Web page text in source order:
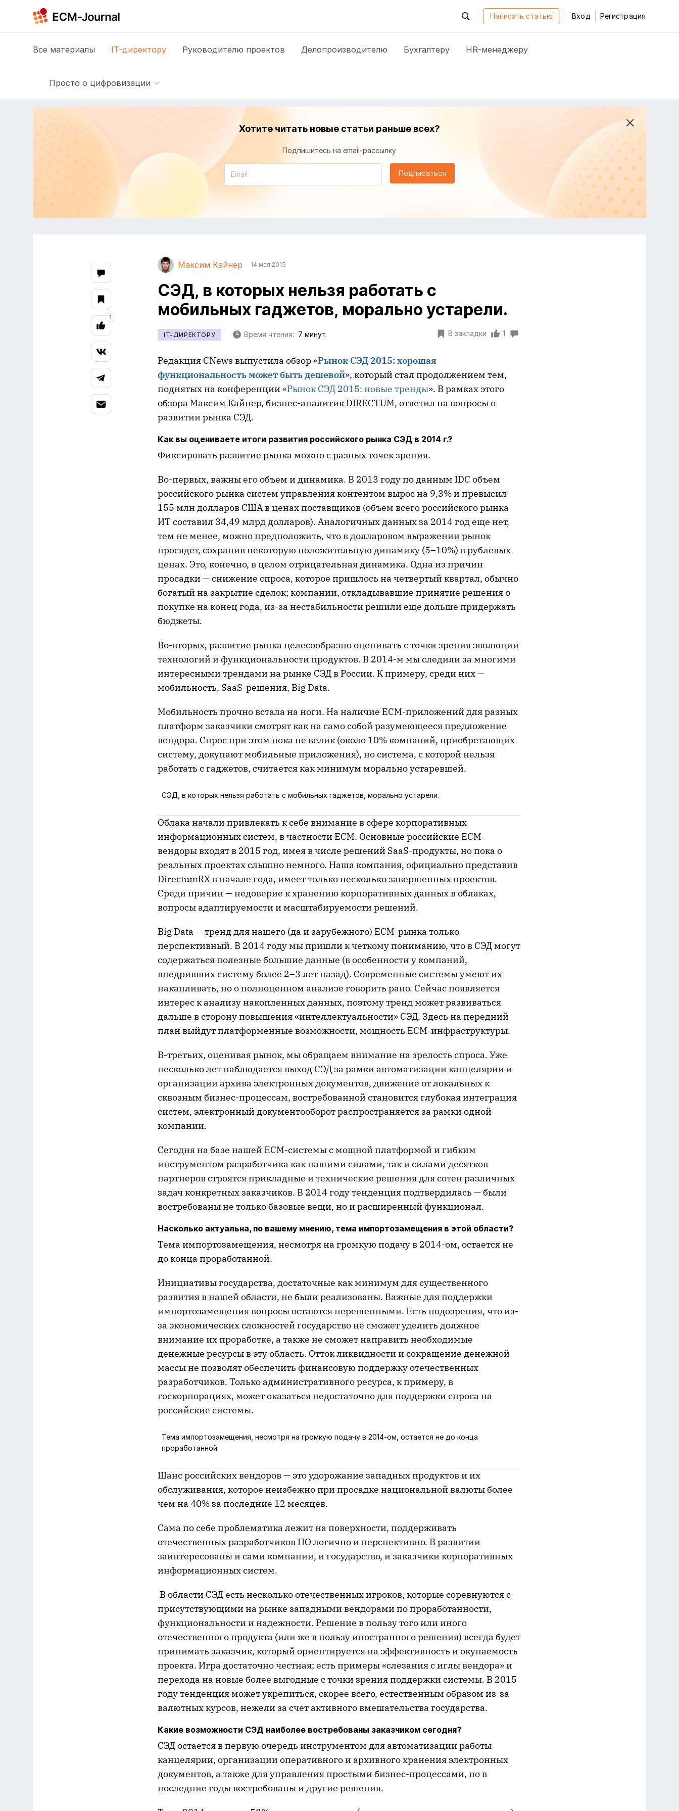
Написать статью Вход Регистрация
Все материалы IT-директору Руководителю проектов Делопроизводителю Бухгалтеру HR-менеджеру
Просто о цифровизации
Хотите читать новые статьи раньше всех?
Подпишитесь на email-рассылку
Подписаться
Максим Кайнер 14 мая 2015
СЭД, в которых нельзя работать с
мобильных гаджетов, морально устарели.
IT-ДИРЕКТОРУ Время чтения: 7 минут В закладки 1
Редакция CNews выпустила обзор «Рынок СЭД 2015: хорошая
функциональность может быть дешевой», который стал продолжением тем,
поднятых на конференции «Рынок СЭД 2015: новые тренды». В рамках этого
обзора Максим Кайнер, бизнес-аналитик DIRECTUM, ответил на вопросы о
развитии рынка СЭД.
Как вы оцениваете итоги развития российского рынка СЭД в 2014 г.?
Фиксировать развитие рынка можно с разных точек зрения.
Во-первых, важны его объем и динамика. В 2013 году по данным IDC объем
российского рынка систем управления контентом вырос на 9,3% и превысил
155 млн долларов США в ценах поставщиков (объем всего российского рынка
ИТ составил 34,49 млрд долларов). Аналогичных данных за 2014 год еще нет,
тем не менее, можно предположить, что в долларовом выражении рынок
просядет, сохранив некоторую положительную динамику (5–10%) в рублевых
ценах. Это, конечно, в целом отрицательная динамика. Одна из причин
просадки — снижение спроса, которое пришлось на четвертый квартал, обычно
богатый на закрытие сделок; компании, откладывавшие принятие решения о
покупке на конец года, из-за нестабильности решили еще дольше придержать
бюджеты.
Во-вторых, развитие рынка целесообразно оценивать с точки зрения эволюции
технологий и функциональности продуктов. В 2014-м мы следили за многими
интересными трендами на рынке СЭД в России. К примеру, среди них —
мобильность, SaaS-решения, Big Data.
Мобильность прочно встала на ноги. На наличие ECM-приложений для разных
платформ заказчики смотрят как на само собой разумеющееся предложение
вендора. Спрос при этом пока не велик (около 10% компаний, приобретающих
систему, докупают мобильные приложения), но система, с которой нельзя
работать с гаджетов, считается как минимум морально устаревшей.
СЭД, в которых нельзя работать с мобильных гаджетов, морально устарели.
Облака начали привлекать к себе внимание в сфере корпоративных
информационных систем, в частности ECM. Основные российские ECM-
вендоры входят в 2015 год, имея в числе решений SaaS-продукты, но пока о
реальных проектах слышно немного. Наша компания, официально представив
DirectumRX в начале года, имеет только несколько завершенных проектов.
Среди причин — недоверие к хранению корпоративных данных в облаках,
вопросы адаптируемости и масштабируемости решений.
Big Data — тренд для нашего (да и зарубежного) ECM-рынка только
перспективный. В 2014 году мы пришли к четкому пониманию, что в СЭД могут
содержаться полезные большие данные (в особенности у компаний,
внедривших систему более 2–3 лет назад). Современные системы умеют их
накапливать, но о полноценном анализе говорить рано. Сейчас появляется
интерес к анализу накопленных данных, поэтому тренд может развиваться
дальше в сторону повышения «интеллектуальности» СЭД. Здесь на передний
план выйдут платформенные возможности, мощность ECM-инфраструктуры.
В-третьих, оценивая рынок, мы обращаем внимание на зрелость спроса. Уже
несколько лет наблюдается выход СЭД за рамки автоматизации канцелярии и
организации архива электронных документов, движение от локальных к
сквозным бизнес-процессам, востребованной становится глубокая интеграция
систем, электронный документооборот распространяется за рамки одной
компании.
Сегодня на базе нашей ECM-системы с мощной платформой и гибким
инструментом разработчика как нашими силами, так и силами десятков
партнеров строятся прикладные и технические решения для сотен различных
задач конкретных заказчиков. В 2014 году тенденция подтвердилась — были
востребованы не только базовые вещи, но и расширенный функционал.
Насколько актуальна, по вашему мнению, тема импортозамещения в этой области?
Тема импортозамещения, несмотря на громкую подачу в 2014-ом, остается не
до конца проработанной.
Инициативы государства, достаточные как минимум для существенного
развития в нашей области, не были реализованы. Важные для поддержки
импортозамещения вопросы остаются нерешенными. Есть подозрения, что из-
за экономических сложностей государство не сможет уделить должное
внимание их проработке, а также не сможет направить необходимые
денежные ресурсы в эту область. Отток ликвидности и сокращение денежной
массы не позволят обеспечить финансовую поддержку отечественных
разработчиков. Только административного ресурса, к примеру, в
госкорпорациях, может оказаться недостаточно для поддержки спроса на
российские системы.
Тема импортозамещения, несмотря на громкую подачу в 2014-ом, остается не до конца
проработанной.
Шанс российских вендоров — это удорожание западных продуктов и их
обслуживания, которое неизбежно при просадке национальной валюты более
чем на 40% за последние 12 месяцев.
Сама по себе проблематика лежит на поверхности, поддерживать
отечественных разработчиков ПО логично и перспективно. В развитии
заинтересованы и сами компании, и государство, и заказчики корпоративных
информационных систем.
В области СЭД есть несколько отечественных игроков, которые соревнуются с
присутствующими на рынке западными вендорами по проработанности,
функциональности и надежности. Решение в пользу того или иного
отечественного продукта (или же в пользу иностранного решения) всегда будет
принимать заказчик, который ориентируется на эффективность и окупаемость
проекта. Игра достаточно честная; есть примеры «слезания с иглы вендора» и
перехода на новые более выгодные с точки зрения поддержки системы. В 2015
году тенденция может укрепиться, скорее всего, естественным образом из-за
валютных курсов, нежели за счет активного вмешательства государства.
Какие возможности СЭД наиболее востребованы заказчиком сегодня?
СЭД остается в первую очередь инструментом для автоматизации работы
канцелярии, организации оперативного и архивного хранения электронных
документов, а также для управления простыми бизнес-процессами, но в
последние годы востребованы и другие решения.
1